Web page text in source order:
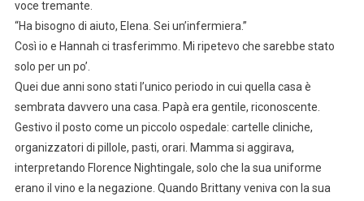
voce tremante.
“Ha bisogno di aiuto, Elena. Sei un’infermiera.”
Così io e Hannah ci trasferimmo. Mi ripetevo che sarebbe stato
solo per un po’.
Quei due anni sono stati l’unico periodo in cui quella casa è
sembrata davvero una casa. Papà era gentile, riconoscente.
Gestivo il posto come un piccolo ospedale: cartelle cliniche,
organizzatori di pillole, pasti, orari. Mamma si aggirava,
interpretando Florence Nightingale, solo che la sua uniforme
erano il vino e la negazione. Quando Brittany veniva con la sua